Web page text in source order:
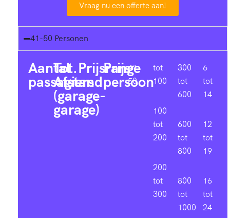
Vraag nu een offerte aan!
41-50 Personen
Aantal
passagiers
Tot.
Afstand
(garage-
garage)
Prijsrange
Prijs
persoon
41-
50
tot
100
100
tot
200
200
tot
300
300
tot
600
600
tot
800
800
tot
1000
6
tot
14
12
tot
19
16
tot
24